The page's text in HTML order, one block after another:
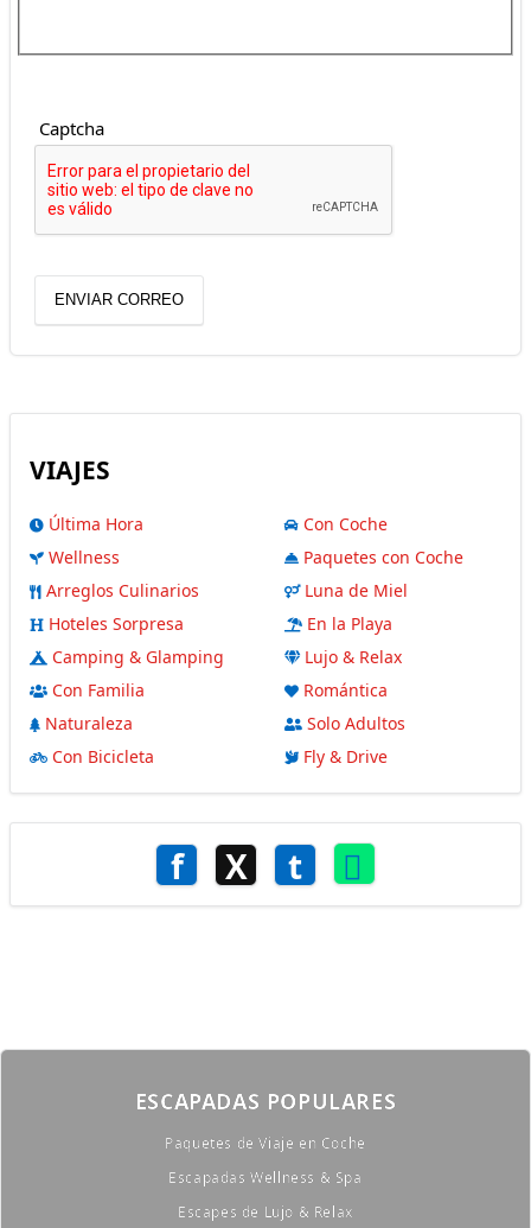
Captcha
ENVIAR CORREO
VIAJES
Última Hora
Wellness
Arreglos Culinarios
Hoteles Sorpresa
Camping & Glamping
Con Familia
Naturaleza
Con Bicicleta
Con Coche
Paquetes con Coche
Luna de Miel
En la Playa
Lujo & Relax
Romántica
Solo Adultos
Fly & Drive
f X t
ESCAPADAS POPULARES
Paquetes de Viaje en Coche
Escapadas Wellness & Spa
Escapes de Lujo & Relax